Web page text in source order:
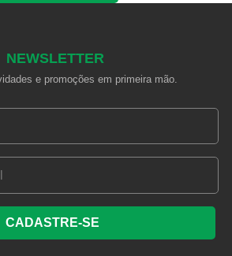
NEWSLETTER
e promoções em primeira mão.
CADASTRE-SE